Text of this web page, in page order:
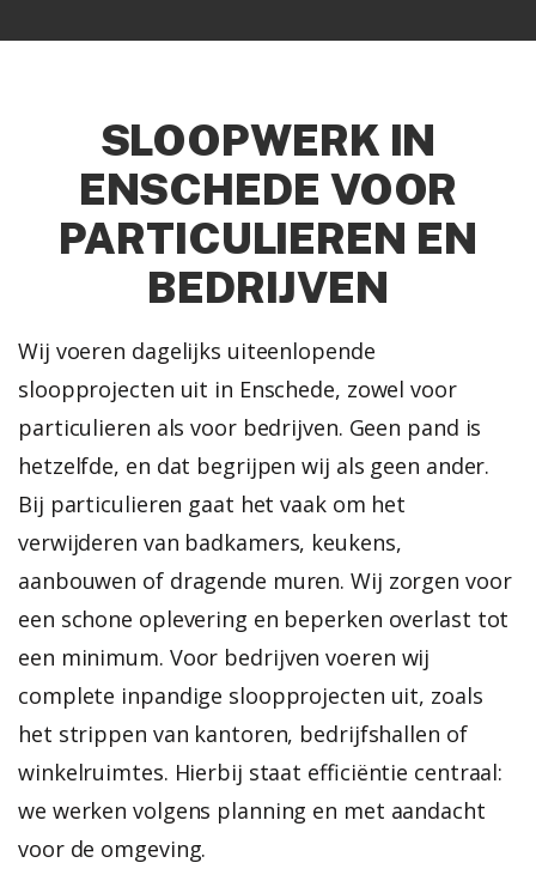
SLOOPWERK IN
ENSCHEDE VOOR
PARTICULIEREN EN
BEDRIJVEN
Wij voeren dagelijks uiteenlopende
sloopprojecten uit in Enschede, zowel voor
particulieren als voor bedrijven. Geen pand is
hetzelfde, en dat begrijpen wij als geen ander.
Bij particulieren gaat het vaak om het
verwijderen van badkamers, keukens,
aanbouwen of dragende muren. Wij zorgen voor
een schone oplevering en beperken overlast tot
een minimum. Voor bedrijven voeren wij
complete inpandige sloopprojecten uit, zoals
het strippen van kantoren, bedrijfshallen of
winkelruimtes. Hierbij staat efficiëntie centraal:
we werken volgens planning en met aandacht
voor de omgeving.